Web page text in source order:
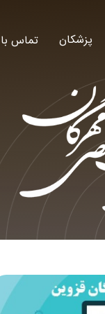
پزشکان تماس